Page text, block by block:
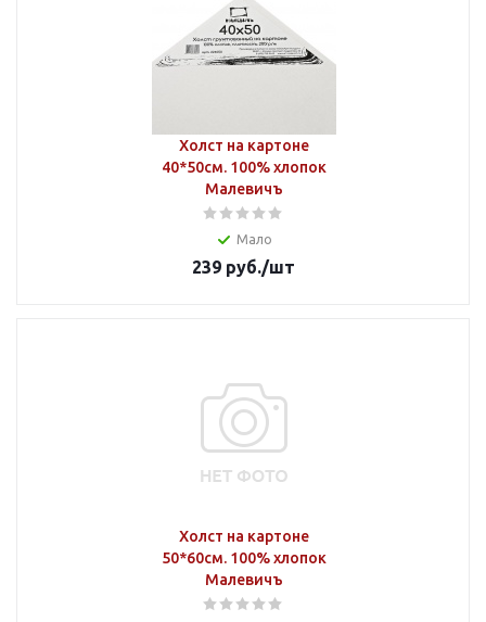
Холст на картоне
40*50см. 100% хлопок
Малевичъ
Мало
239 руб./шт
Холст на картоне
50*60см. 100% хлопок
Малевичъ